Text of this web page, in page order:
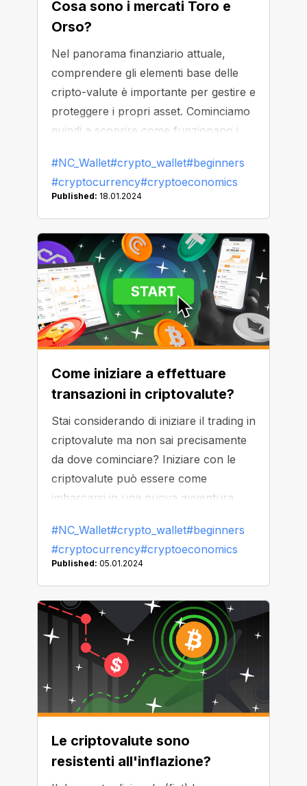
Cosa sono i mercati Toro e
Orso?
Nel panorama finanziario attuale,
comprendere gli elementi base delle
cripto-valute è importante per gestire e
proteggere i propri asset. Cominciamo
quindi a scoprire come funzionano i
#NC_Wallet#crypto_wallet#beginners
#cryptocurrency#cryptoeconomics
Published: 18.01.2024
Come iniziare a effettuare
transazioni in criptovalute?
Stai considerando di iniziare il trading in
criptovalute ma non sai precisamente
da dove cominciare? Iniziare con le
criptovalute può essere come
imbarcarsi in una nuova avventura,
abbiamo compilato una guida sulle
criptovalute per principianti per aiutarti
#NC_Wallet#crypto_wallet#beginners
#cryptocurrency#cryptoeconomics
Published: 05.01.2024
Le criptovalute sono
resistenti all'inflazione?